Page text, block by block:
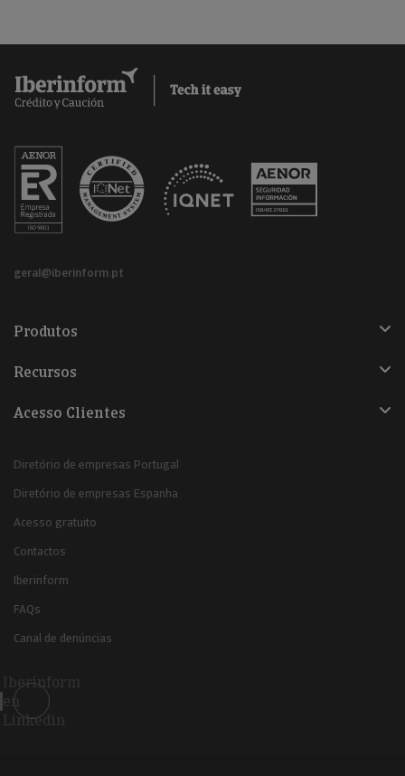
geral@iberinform.pt
Produtos
Recursos
Acesso Clientes
Diretório de empresas Portugal
Diretório de empresas Espanha
Acesso gratuito
Contactos
Iberinform
FAQs
Canal de denúncias
Iberinform
en
Linkedin